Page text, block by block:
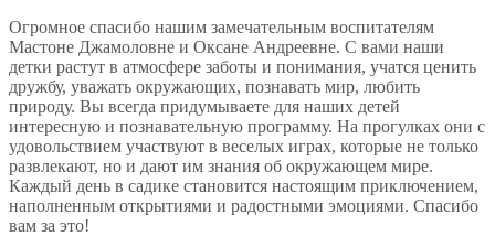
Огромное спасибо нашим замечательным воспитателям
Мастоне Джамоловне и Оксане Андреевне. С вами наши
детки растут в атмосфере заботы и понимания, учатся ценить
дружбу, уважать окружающих, познавать мир, любить
природу. Вы всегда придумываете для наших детей
интересную и познавательную программу. На прогулках они с
удовольствием участвуют в веселых играх, которые не только
развлекают, но и дают им знания об окружающем мире.
Каждый день в садике становится настоящим приключением,
наполненным открытиями и радостными эмоциями. Спасибо
вам за это!